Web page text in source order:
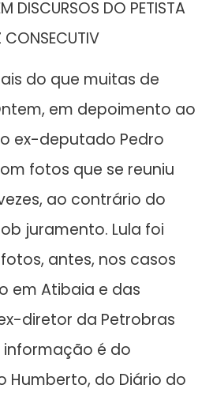
DISCURSOS DO PETISTA
CONSECUTIV
do que muitas de
em depoimento ao
o ex-deputado Pedro
fotos que se reuniu
ao contrário do
juramento. Lula foi
antes, nos casos
em Atibaia e das
diretor da Petrobras
informação é do
Humberto, do Diário do